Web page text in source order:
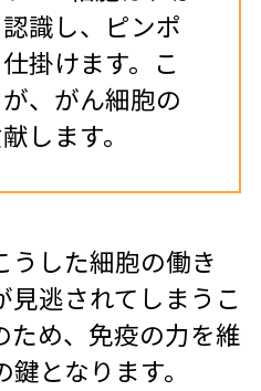
識し、ピンポ
掛けます。こ
、がん細胞の
します。
うした細胞の働き
逃されてしまうこ
ため、免疫の力を維
となります。